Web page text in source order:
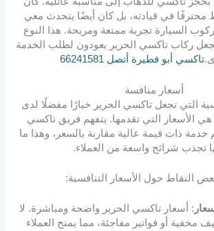
محترفًا في قيادته، بل كان أيضًا يتحدث معي
السيارة تجربة ممتعة ومريحة. هذا النوع
ركاب تاكسي الحرير يعودون لطلب الخدمة
تاكسي أبو فطيرة أتصل 66241581
أسعار منافسة
التي تجعل تاكسي الحرير خيارًا مفضلًا لدى
الأسعار التي تقدمها. يتفهم فريق تاكسي
خدمة ذات قيمة عالية مقارنة بالسعر، وهذا ما
تجذب شرائح واسعة من العملاء.
النقاط حول الأسعار التنافسية:
: أسعار تاكسي الحرير واضحة ومباشرة. لا
مخفية أو فواتير مفاجئة، مما يمنح العملاء